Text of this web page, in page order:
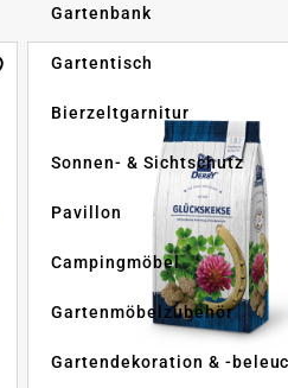
Gartenbank
Gartentisch
Bierzeltgarnitur
Sonnen- & Sichtschutz
Pavillon
Campingmöbel
Gartenmöbelzubehör
Gartendekoration & -